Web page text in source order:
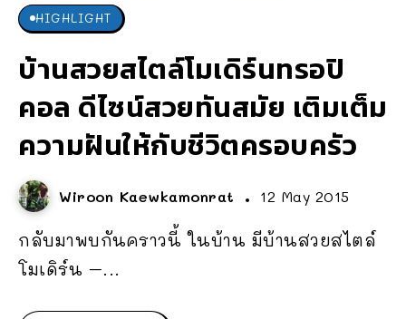
HIGHLIGHT
บ้านสวยสไตล์โมเดิร์นทรอปิ
คอล ดีไซน์สวยทันสมัย เติมเต็ม
ความฝันให้กับชีวิตครอบครัว
Wiroon Kaewkamonrat 12 May 2015
กลับมาพบกันคราวนี้ ในบ้าน มีบ้านสวยสไตล์
โมเดิร์น –...